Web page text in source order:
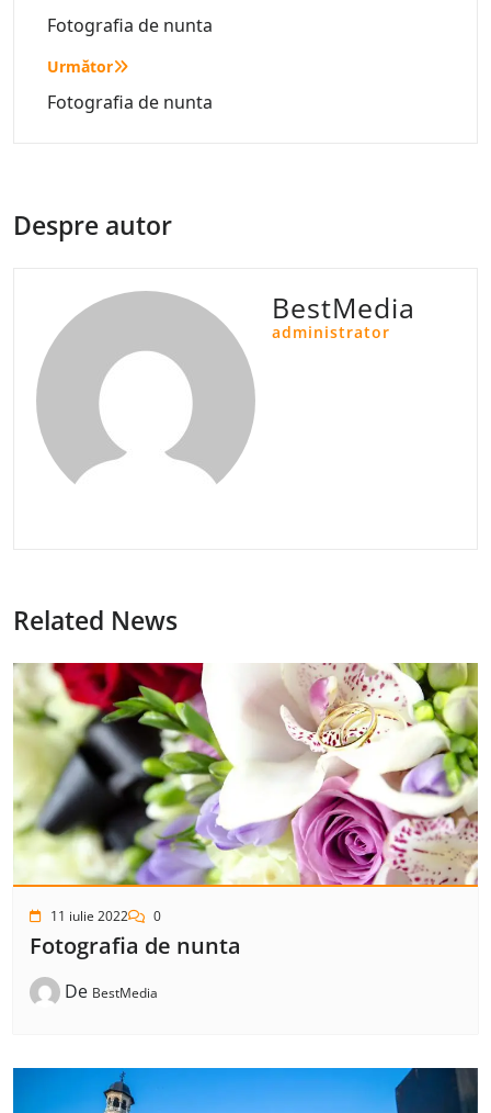
în
articole
Fotografia de nunta
Următor
Fotografia de nunta
Despre autor
BestMedia
administrator
Related News
11 iulie 2022 0
Fotografia de nunta
De BestMedia